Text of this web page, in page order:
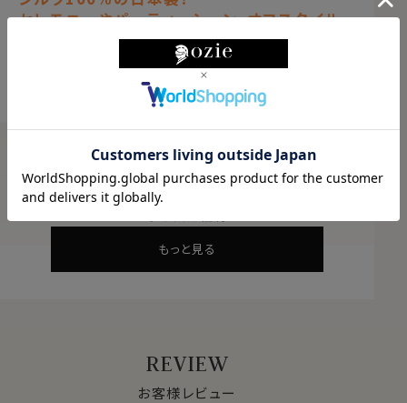
セレモニーやパーティーシーン、オフスタイル
を上品に彩るアスコットタイ。同生地のポケッ
ジャガード織・無地
大検幅
約15.0cm
シルク１００％
ジャガード織・無地
もっと見る
SIZE & SPEC
もっと見る
REVIEW
お客様レビュー